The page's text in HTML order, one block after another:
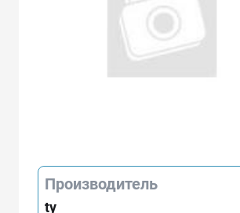
Производитель
ty